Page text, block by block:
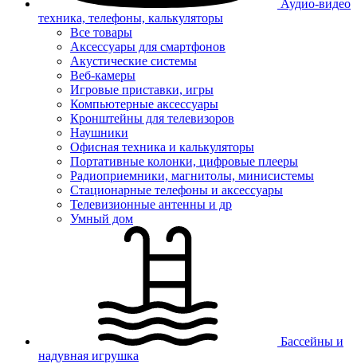
Аудио-видео
техника, телефоны, калькуляторы
Все товары
Аксессуары для смартфонов
Акустические системы
Веб-камеры
Игровые приставки, игры
Компьютерные аксессуары
Кронштейны для телевизоров
Наушники
Офисная техника и калькуляторы
Портативные колонки, цифровые плееры
Радиоприемники, магнитолы, минисистемы
Стационарные телефоны и аксессуары
Телевизионные антенны и др
Умный дом
Бассейны и
надувная игрушка